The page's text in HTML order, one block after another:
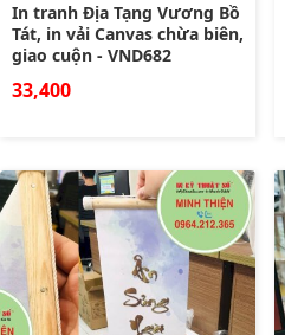
In tranh Địa Tạng Vương Bồ
Tát, in vải Canvas chừa biên,
giao cuộn - VND682
33,400